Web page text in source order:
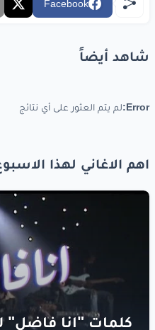
Facebook
شاهد أيضاً
Error: لم يتم العثور على أي نتائج
اهم الاغاني لهذا